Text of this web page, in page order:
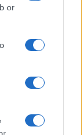
ore degrado:
la
storia e